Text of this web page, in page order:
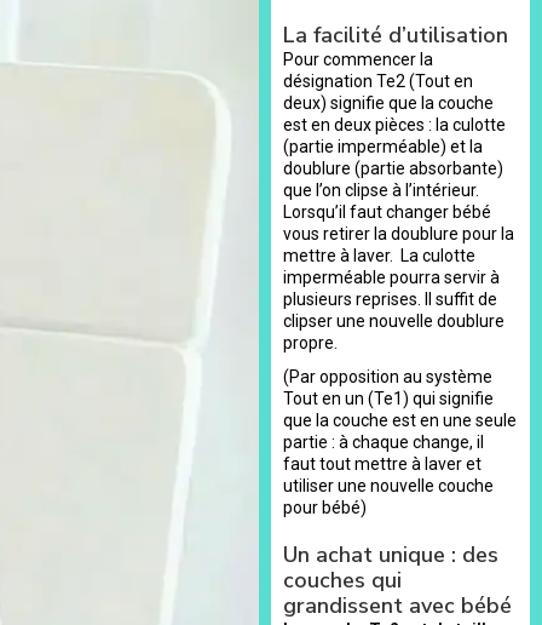
La facilité d’utilisation
Pour commencer la
désignation Te2 (Tout en
deux) signifie que la couche
est en deux pièces : la culotte
(partie imperméable) et la
doublure (partie absorbante)
que l’on clipse à l’intérieur.
Lorsqu’il faut changer bébé
vous retirer la doublure pour la
mettre à laver. La culotte
imperméable pourra servir à
plusieurs reprises. Il suffit de
clipser une nouvelle doublure
propre.
(Par opposition au système
Tout en un (Te1) qui signifie
que la couche est en une seule
partie : à chaque change, il
faut tout mettre à laver et
utiliser une nouvelle couche
pour bébé)
Un achat unique : des
couches qui
grandissent avec bébé